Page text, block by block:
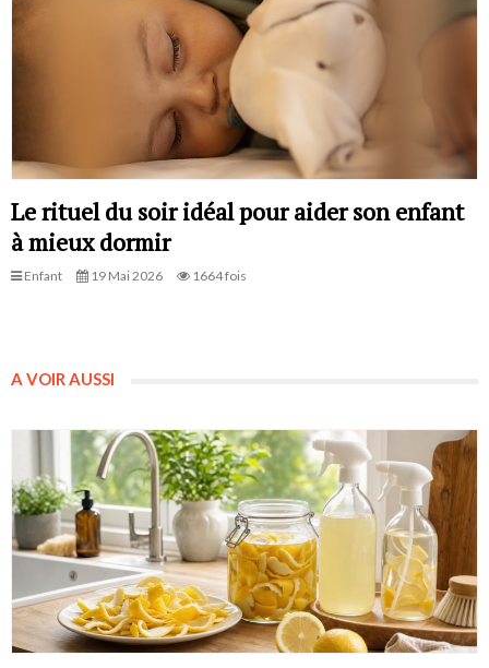
Le rituel du soir idéal pour aider son enfant
à mieux dormir
Enfant 19 Mai 2026 1664 fois
A VOIR AUSSI